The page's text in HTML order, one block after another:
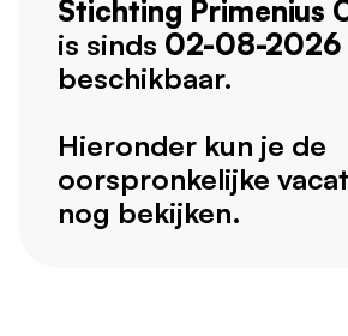
Stichting Primenius
is sinds 02-08-2026
beschikbaar.
Hieronder kun je de
oorspronkelijke
nog bekijken.